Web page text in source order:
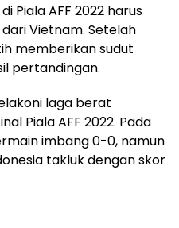
Piala AFF 2022 harus
Vietnam. Setelah
memberikan sudut
pertandingan.
laga berat
Piala AFF 2022. Pada
imbang 0-0, namun
takluk dengan skor